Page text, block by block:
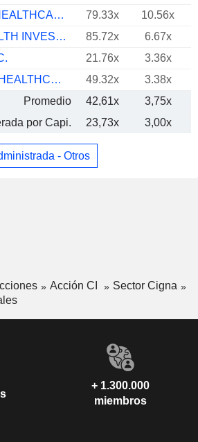
ALIGNMENT HEALTHCARE, INC.
79.33x
10.56x
CLOVER HEALTH INVESTMENTS, CORP.
85.72x
6.67x
21.76x
3.36x
MEDI ASSIST HEALTHCARE SERVICES LIMITED
49.32x
3.38x
Promedio
42,61x
3,75x
por Capi.
23,73x 3,00x
- Otros
Acción CI
Sector Cigna
+ 1.300.000
miembros